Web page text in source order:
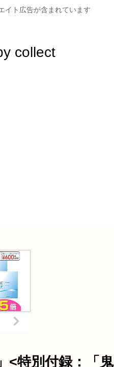
イト広告が含まれています
collect
<特別付録：「鬼